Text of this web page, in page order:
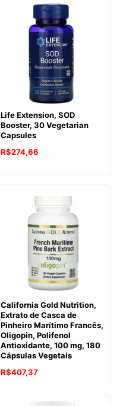
Life Extension, SOD
Booster, 30 Vegetarian
Capsules
R$274,66
California Gold Nutrition,
Extrato de Casca de
Pinheiro Marítimo Francês,
Oligopin, Polifenol
Antioxidante, 100 mg, 180
Cápsulas Vegetais
R$407,37